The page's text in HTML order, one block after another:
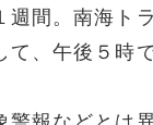
週間。南海ト
て、午後５時